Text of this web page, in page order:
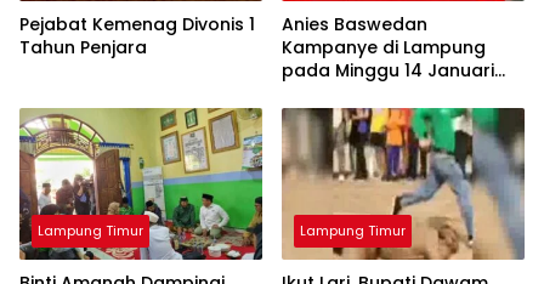
Pejabat Kemenag Divonis 1
Tahun Penjara
Anies Baswedan
Kampanye di Lampung
pada Minggu 14 Januari
Lampung Timur Lampung Timur